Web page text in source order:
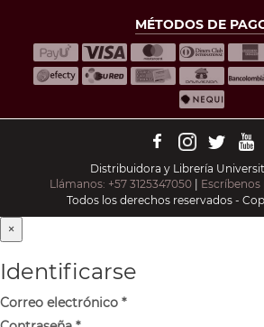
MÉTODOS DE
Distribuidora y Librería
Llámanos: +57 3125347050
Todos los derechos reservados -
×
Identificarse
Correo electrónico *